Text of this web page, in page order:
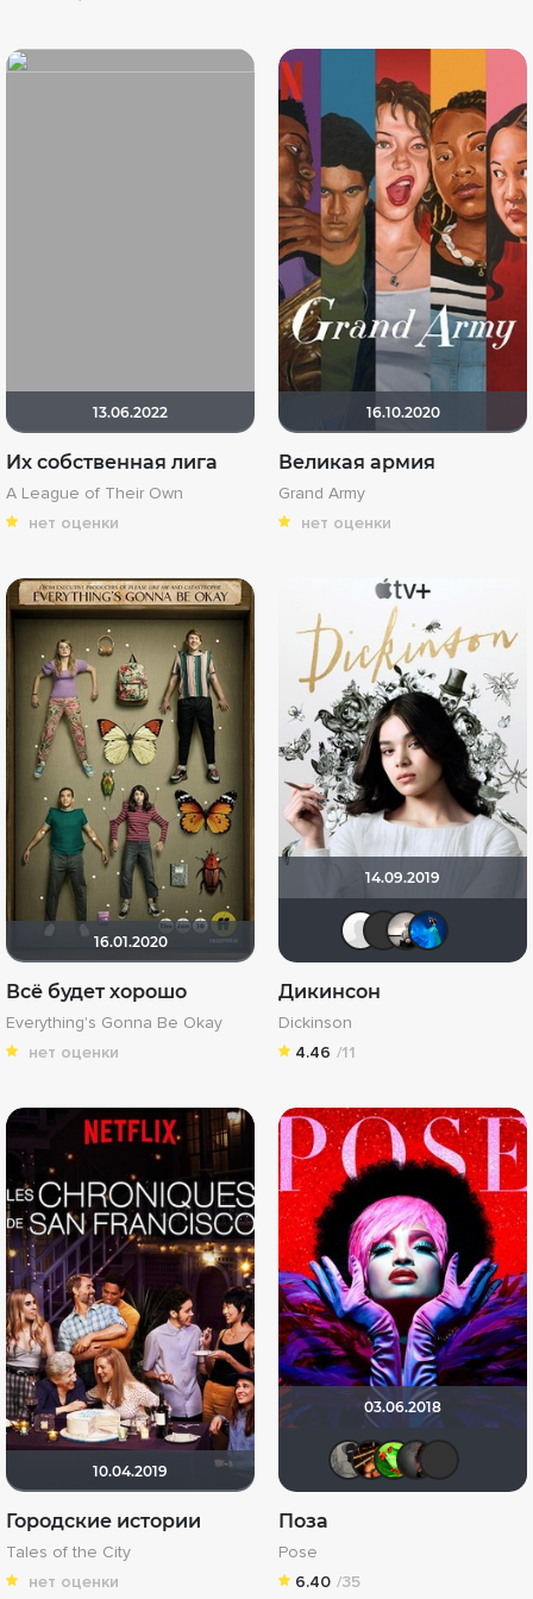
13.06.2022
Их собственная лига
A League of Their Own
нет оценки
16.10.2020
Великая армия
Grand Army
нет оценки
16.01.2020
Всё будет хорошо
Everything's Gonna Be Okay
нет оценки
14.09.2019
Дикинсон
Dickinson
4.46 /11
10.04.2019
Городские истории
Tales of the City
нет оценки
03.06.2018
Великий
Поза
Pose
6.40 /35